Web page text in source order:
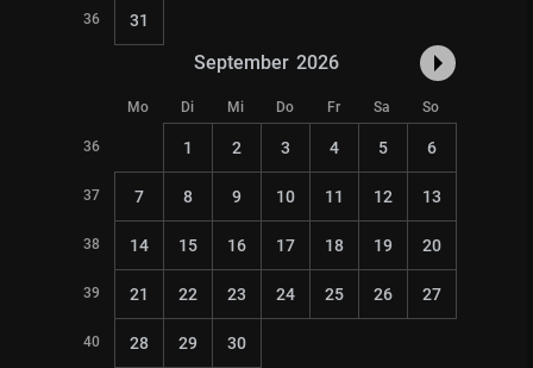
36 31
September 2026
Mo Di Mi Do Fr Sa So
36 1 2 3 4 5 6
37 7 8 9 10 11 12 13
38 14 15 16 17 18 19 20
39 21 22 23 24 25 26 27
40 28 29 30